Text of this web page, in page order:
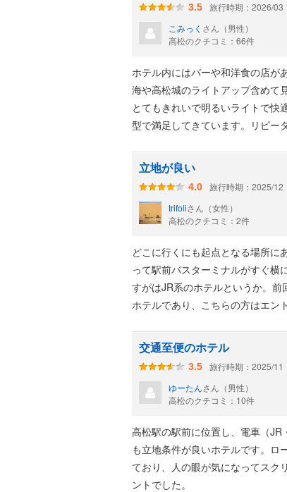
3.5
旅行時期：2026/03
こみっく さん（男性）
高松のクチコミ：66件
ホテル内にはバーや和洋食の店が
海や高松城のライトアップ含めて
とてもきれいで明るいライトで快
型で満足してきています。リピー
立地が良い
4.0
旅行時期：2025/12
trifoliさん（女性）
高松のクチコミ：2件
どこに行くにも起点となる場所に
って駅前バスターミナルがすぐ横
すがはJR系のホテルというか。
ホテルであり、こちらの方はエン
交通至便のホテル
3.5
旅行時期：2025/11
ゆーたんさん（男性）
高松のクチコミ：10件
高松駅の駅前に位置し、電車（
も立地条件が良いホテルです。ロ
ており、人の眼が気になってスク
ントでした。